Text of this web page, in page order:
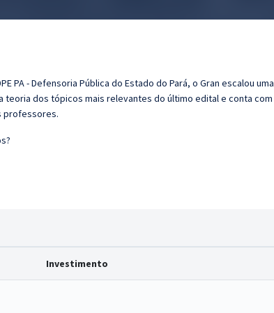
PA - Defensoria Pública do Estado do Pará, o Gran escalou uma
dos tópicos mais relevantes do último edital e conta com
professores.
Investimento